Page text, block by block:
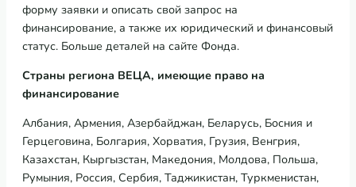
форму заявки и описать свой запрос на
финансирование, а также их юридический и финансовый
статус. Больше деталей на сайте Фонда.
Страны региона ВЕЦА, имеющие право на
финансирование
Албания, Армения, Азербайджан, Беларусь, Босния и
Герцеговина, Болгария, Хорватия, Грузия, Венгрия,
Казахстан, Кыргызстан, Македония, Молдова, Польша,
Румыния, Россия, Сербия, Таджикистан, Туркменистан,